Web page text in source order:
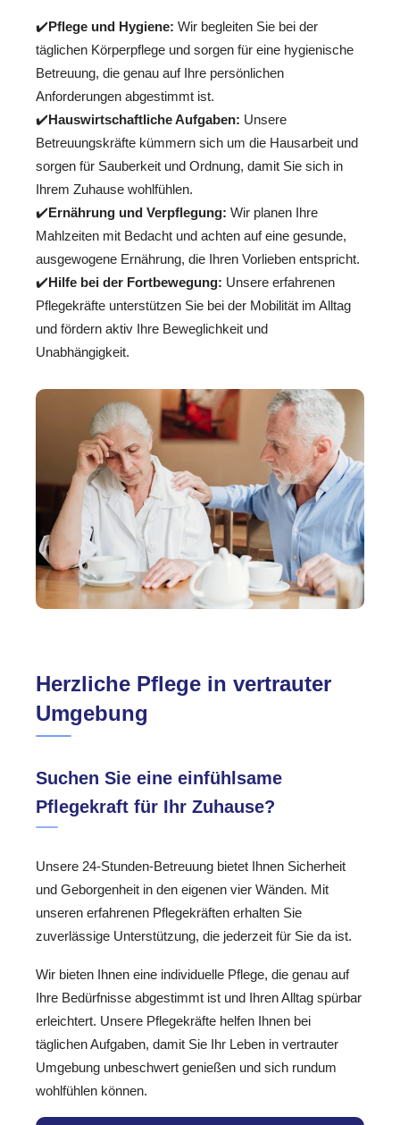
✔️Pflege und Hygiene: Wir begleiten Sie bei der
täglichen Körperpflege und sorgen für eine hygienische
Betreuung, die genau auf Ihre persönlichen
Anforderungen abgestimmt ist.
✔️Hauswirtschaftliche Aufgaben: Unsere
Betreuungskräfte kümmern sich um die Hausarbeit und
sorgen für Sauberkeit und Ordnung, damit Sie sich in
Ihrem Zuhause wohlfühlen.
✔️Ernährung und Verpflegung: Wir planen Ihre
Mahlzeiten mit Bedacht und achten auf eine gesunde,
ausgewogene Ernährung, die Ihren Vorlieben entspricht.
✔️Hilfe bei der Fortbewegung: Unsere erfahrenen
Pflegekräfte unterstützen Sie bei der Mobilität im Alltag
und fördern aktiv Ihre Beweglichkeit und
Unabhängigkeit.
Herzliche Pflege in vertrauter
Umgebung
Suchen Sie eine einfühlsame
Pflegekraft für Ihr Zuhause?
Unsere 24-Stunden-Betreuung bietet Ihnen Sicherheit
und Geborgenheit in den eigenen vier Wänden. Mit
unseren erfahrenen Pflegekräften erhalten Sie
zuverlässige Unterstützung, die jederzeit für Sie da ist.
Wir bieten Ihnen eine individuelle Pflege, die genau auf
Ihre Bedürfnisse abgestimmt ist und Ihren Alltag spürbar
erleichtert. Unsere Pflegekräfte helfen Ihnen bei
täglichen Aufgaben, damit Sie Ihr Leben in vertrauter
Umgebung unbeschwert genießen und sich rundum
wohlfühlen können.